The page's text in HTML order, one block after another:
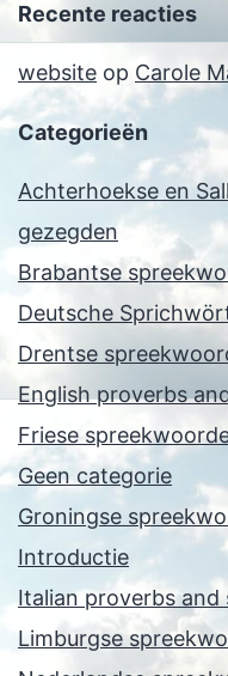
Recente reacties
website op Carole
Categorieën
Achterhoekse en
gezegden
Brabantse
Deutsche
Drentse
English proverbs
Friese
Geen categorie
Groningse
Introductie
Italian proverbs and
Limburgse